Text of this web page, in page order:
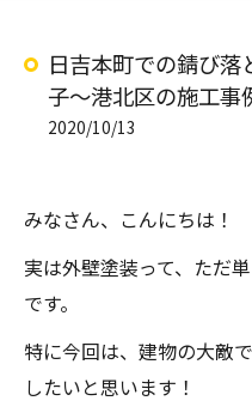
日吉本町での錆び
子～港北区の施工事
2020/10/13
みなさん、こんにちは！
実は外壁塗装って、ただ
です。
特に今回は、建物の大敵
したいと思います！